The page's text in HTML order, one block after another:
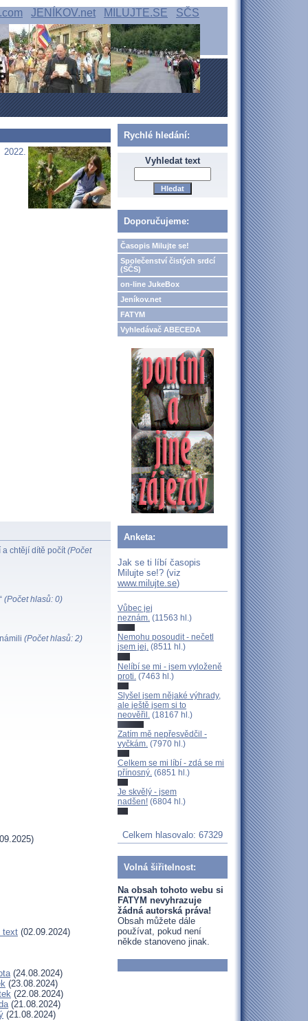
JENÍKOV.net MILUJTE.SE SČS
2022.
a chtějí dítě počít(Počet
(Počet hlasů: 0)
(Počet hlasů: 2)
text (02.09.2024)
(24.08.2024)
(23.08.2024)
(22.08.2024)
(21.08.2024)
(21.08.2024)
Rychlé hledání:
Vyhledat text
Doporučujeme:
Časopis Milujte se!
Společenství čistých srdcí
(SČS)
on-line JukeBox
Jeníkov.net
FATYM
Vyhledávač ABECEDA
Anketa:
Jak se ti líbí časopis
Milujte se!? (viz
www.milujte.se)
Vůbec jej
neznám. (11563 hl.)
Nemohu posoudit - nečetl
jsem jej. (8511 hl.)
Nelíbí se mi - jsem vyloženě
proti. (7463 hl.)
Slyšel jsem nějaké výhrady,
ale ještě jsem si to
neověřil. (18167 hl.)
Zatím mě nepřesvědčil -
vyčkám. (7970 hl.)
Celkem se mi líbí - zdá se mi
přínosný. (6851 hl.)
Je skvělý - jsem
nadšen! (6804 hl.)
Celkem hlasovalo: 67329
Volná šiřitelnost:
Na obsah tohoto webu si
FATYM nevyhrazuje
žádná autorská práva!
Obsah můžete dále
používat, pokud není
někde stanoveno jinak.